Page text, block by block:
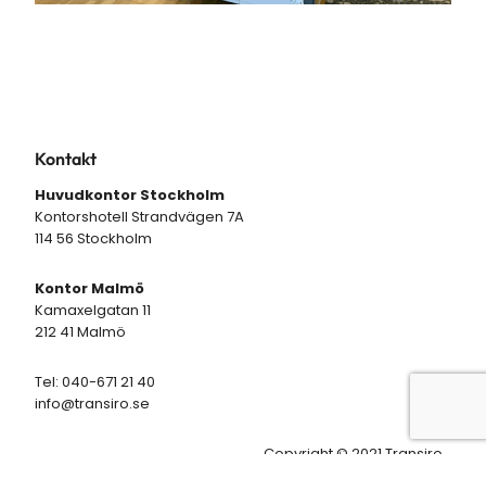
Kontakt
Huvudkontor Stockholm
Kontorshotell Strandvägen 7A
114 56 Stockholm
Kontor Malmö
Kamaxelgatan 11
212 41 Malmö
Tel: 040-671 21 40
info@transiro.se
Copyright © 2021 Transiro